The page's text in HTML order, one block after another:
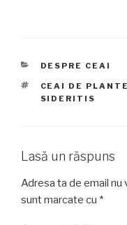
CATEGORII
DESPRE CEAI
ETICHETE
CEAI DE PLANTE
SIDERITIS
Lasă un răspuns
Adresa ta de email nu
sunt marcate cu *